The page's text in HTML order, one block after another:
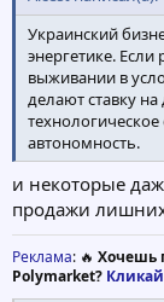
Украинский
энергетике.
выживании в
делают ставку
автономность.
и некоторые
продажи
Реклама: 🔥 Хочешь
Polymarket?